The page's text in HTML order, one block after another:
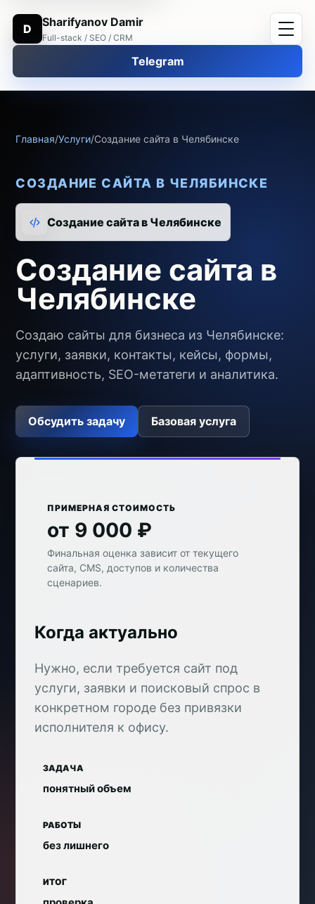
D Sharifyanov Damir
Full-stack / SEO / CRM
Telegram
Главная/Услуги/Создание сайта в Челябинске
СОЗДАНИЕ САЙТА В ЧЕЛЯБИНСКЕ
Создание сайта в Челябинске
Создание сайта в
Челябинске
Создаю сайты для бизнеса из Челябинске:
услуги, заявки, контакты, кейсы, формы,
адаптивность, SEO-метатеги и аналитика.
Обсудить задачу Базовая услуга
ПРИМЕРНАЯ СТОИМОСТЬ
от 9 000 ₽
Финальная оценка зависит от текущего
сайта, CMS, доступов и количества
сценариев.
Когда актуально
Нужно, если требуется сайт под
услуги, заявки и поисковый спрос в
конкретном городе без привязки
исполнителя к офису.
ЗАДАЧА
понятный объем
РАБОТЫ
без лишнего
ИТОГ